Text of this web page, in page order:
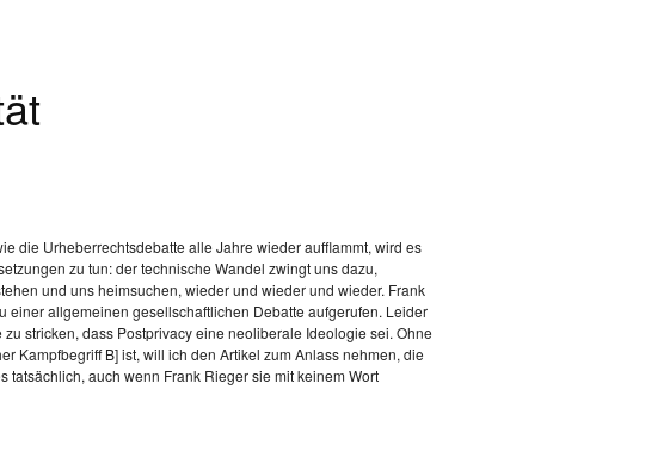
die Urheberrechtsdebatte alle Jahre wieder aufflammt, wird es
zu tun: der technische Wandel zwingt uns dazu,
und uns heimsuchen, wieder und wieder und wieder. Frank
einer allgemeinen gesellschaftlichen Debatte aufgerufen. Leider
stricken, dass Postprivacy eine neoliberale Ideologie sei. Ohne
Kampfbegriff B] ist, will ich den Artikel zum Anlass nehmen, die
auch wenn Frank Rieger sie mit keinem Wort